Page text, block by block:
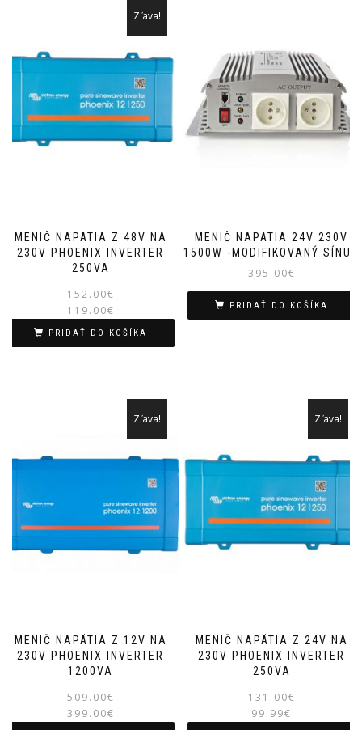
MENIČ NAPÄTIA Z 48V NA
230V PHOENIX INVERTER
250VA
Zľava!
152.00€
Pôvodná
119.00€
Aktuálna
PRIDAŤ DO KOŠÍKA
MENIČ NAPÄTIA 24V 230V
1500W -MODIFIKOVANÝ SÍNUS
395.00€
PRIDAŤ DO KOŠÍKA
MENIČ NAPÄTIA Z 12V NA
230V PHOENIX INVERTER
1200VA
Zľava!
509.00€
399.00€
MENIČ NAPÄTIA Z 24V NA
230V PHOENIX INVERTER
250VA
Zľava!
131.00€
99.99€